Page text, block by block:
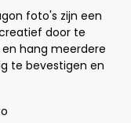
foto's zijn een
door te
hang meerdere
te bevestigen en